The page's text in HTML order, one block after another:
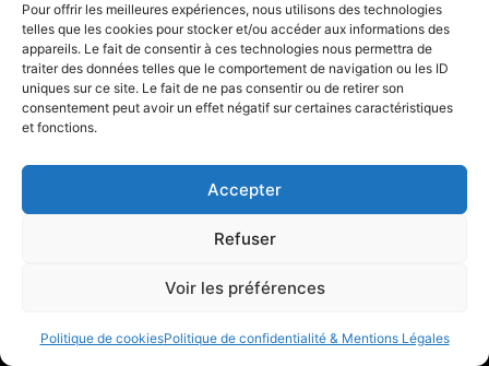
Pour offrir les meilleures expériences, nous utilisons des technologies
telles que les cookies pour stocker et/ou accéder aux informations des
appareils. Le fait de consentir à ces technologies nous permettra de
traiter des données telles que le comportement de navigation ou les ID
uniques sur ce site. Le fait de ne pas consentir ou de retirer son
consentement peut avoir un effet négatif sur certaines caractéristiques
et fonctions.
Accepter
Refuser
Voir les préférences
Politique de cookiesPolitique de confidentialité & Mentions Légales
Noisy-le-Grand (93160)
Noisy-le-Sec (93130)
Pantin (93500)
Rosny-sous-Bois (93110)
Saint-Denis (93200)
Sevran (93270)
Atelier de Soudure et Métallerie du Val de
Champigny-sur-Marne (94500)